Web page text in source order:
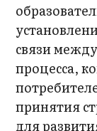
связи
процесса,
принятия
для